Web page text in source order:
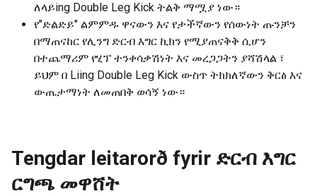
ለላይing Double Leg Kick ትልቅ ማሟያ ነው።
የ"ድልድይ" ልምምዱ ዋናውን እና የታችኛውን የሰውነት ጡንቻን
በማጠናከር የሊንግ ድርብ እግር ኪክን የሚያጠናቅቅ ሲሆን
በተጨማሪም የሂፕ ተንቀሳቃሽነት እና መረጋጋትን ያሻሽላል ፣
ይህም በ Liing Double Leg Kick ውስጥ ትክክለኛውን ቅርፅ እና
ውጤታማነት ለመጠበቅ ወሳኝ ነው።
Tengdar leitarorð fyrir ድርብ እግር
ርግጫ መዋሸት